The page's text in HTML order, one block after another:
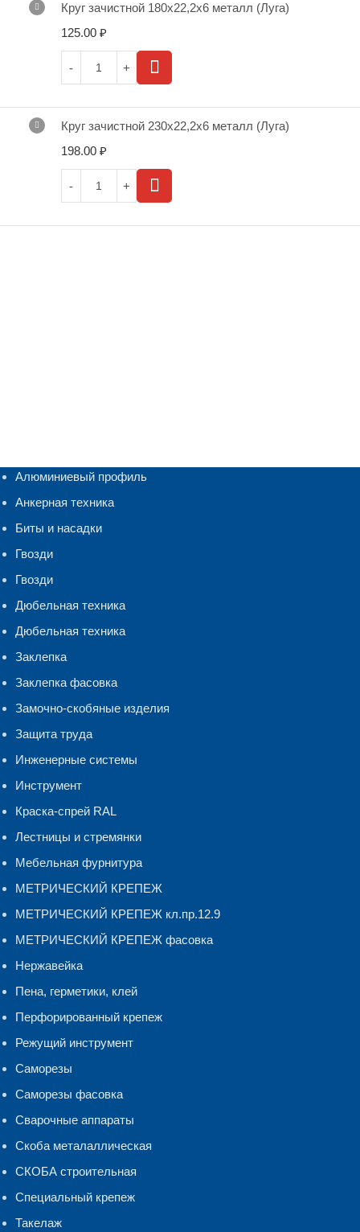
Круг зачистной 180х22,2х6 металл (Луга)
125.00 ₽
Круг зачистной 230х22,2х6 металл (Луга)
198.00 ₽
Алюминиевый профиль
Анкерная техника
Биты и насадки
Гвозди
Гвозди
Дюбельная техника
Дюбельная техника
Заклепка
Заклепка фасовка
Замочно-скобяные изделия
Защита труда
Инженерные системы
Инструмент
Краска-спрей RAL
Лестницы и стремянки
Мебельная фурнитура
МЕТРИЧЕСКИЙ КРЕПЕЖ
МЕТРИЧЕСКИЙ КРЕПЕЖ кл.пр.12.9
МЕТРИЧЕСКИЙ КРЕПЕЖ фасовка
Нержавейка
Пена, герметики, клей
Перфорированный крепеж
Режущий инструмент
Саморезы
Саморезы фасовка
Сварочные аппараты
Скоба металаллическая
СКОБА строительная
Специальный крепеж
Такелаж